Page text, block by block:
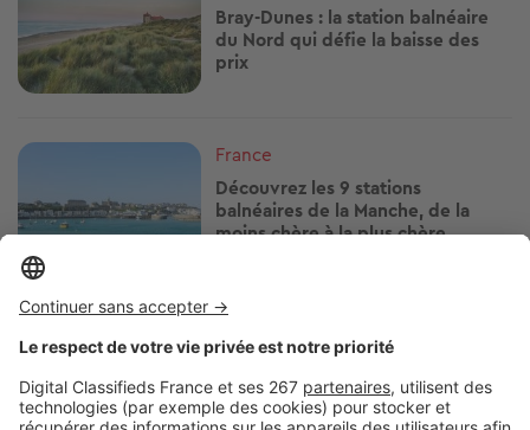
Bray-Dunes : la station balnéaire
du Nord qui défie la baisse des
prix
Image
France
Découvrez les 9 stations
balnéaires de la Manche, de la
moins chère à la plus chère
Image
Notre classement des 8 stations
balnéaires de Corse-du-Sud, de la
moins chère à la plus chère